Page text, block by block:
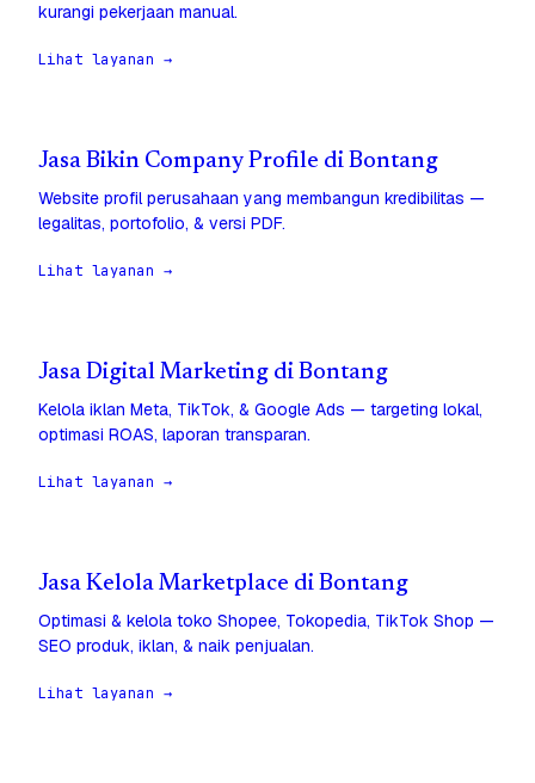
kurangi pekerjaan manual.
Lihat layanan →
Jasa Bikin Company Profile di Bontang
Website profil perusahaan yang membangun kredibilitas —
legalitas, portofolio, & versi PDF.
Lihat layanan →
Jasa Digital Marketing di Bontang
Kelola iklan Meta, TikTok, & Google Ads — targeting lokal,
optimasi ROAS, laporan transparan.
Lihat layanan →
Jasa Kelola Marketplace di Bontang
Optimasi & kelola toko Shopee, Tokopedia, TikTok Shop —
SEO produk, iklan, & naik penjualan.
Lihat layanan →